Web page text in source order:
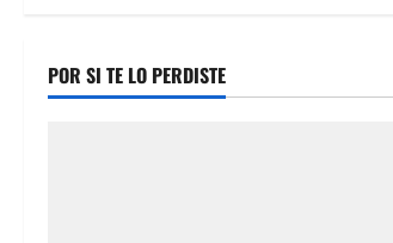
POR SI TE LO PERDISTE